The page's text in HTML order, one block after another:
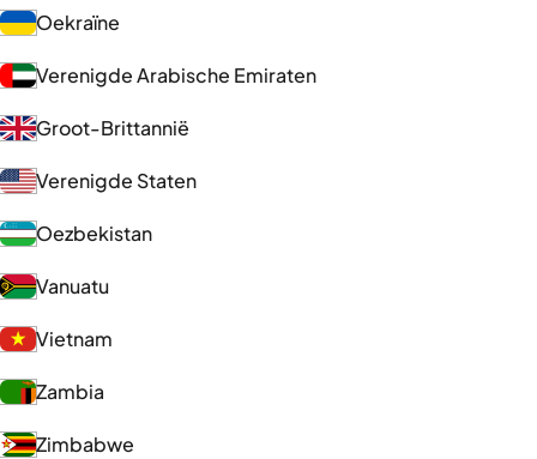
Oekraïne
Verenigde Arabische Emiraten
Groot-Brittannië
Verenigde Staten
Oezbekistan
Vanuatu
Vietnam
Zambia
Zimbabwe